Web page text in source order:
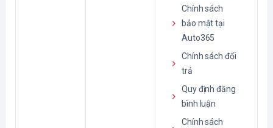
Chính sách
bảo mật tại
Auto365
Chính sách đổi
trả
Quy định đăng
bình luận
Chính sách